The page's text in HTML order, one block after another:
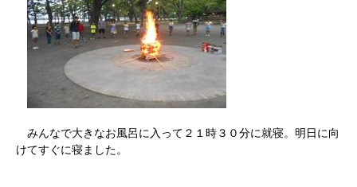
みんなで大きなお風呂に入って２１時３０分に就寝。明日に向
けてすぐに寝ました。